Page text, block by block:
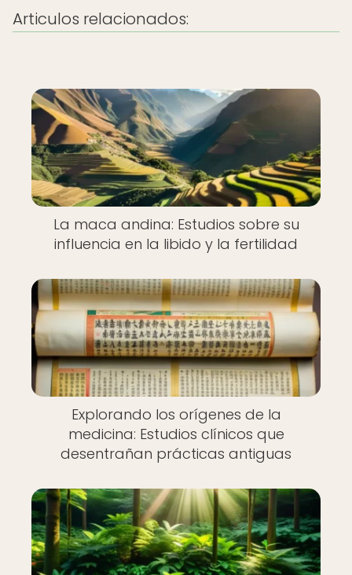
Articulos relacionados:
La maca andina: Estudios sobre su
influencia en la libido y la fertilidad
Explorando los orígenes de la
medicina: Estudios clínicos que
desentrañan prácticas antiguas